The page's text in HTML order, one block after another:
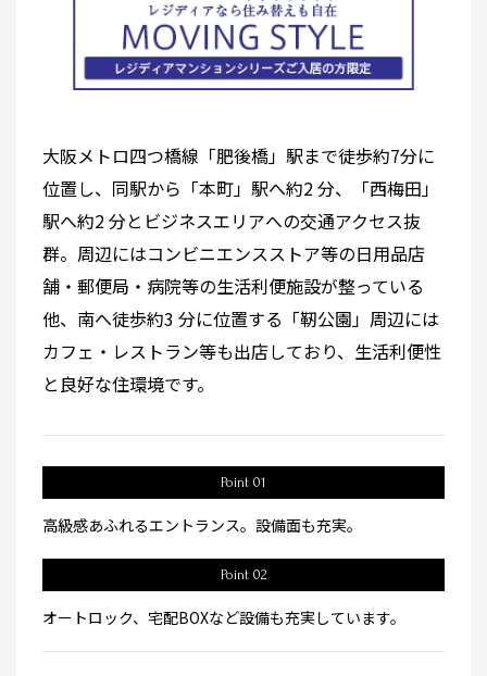
大阪メトロ四つ橋線「肥後橋」駅まで徒歩約7分に
位置し、同駅から「本町」駅へ約2 分、「西梅田」
駅へ約2 分とビジネスエリアへの交通アクセス抜
群。周辺にはコンビニエンスストア等の日用品店
舗・郵便局・病院等の生活利便施設が整っている
他、南へ徒歩約3 分に位置する「靭公園」周辺には
カフェ・レストラン等も出店しており、生活利便性
と良好な住環境です。
Point 01
高級感あふれるエントランス。設備面も充実。
Point 02
オートロック、宅配BOXなど設備も充実しています。